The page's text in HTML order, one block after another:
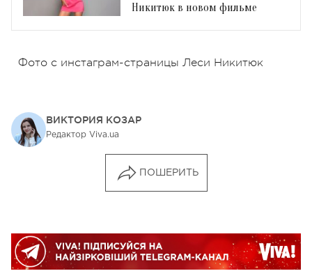
Никитюк в новом фильме
Фото с инстаграм-страницы Леси Никитюк
ВИКТОРИЯ КОЗАР
Редактор Viva.ua
ПОШЕРИТЬ